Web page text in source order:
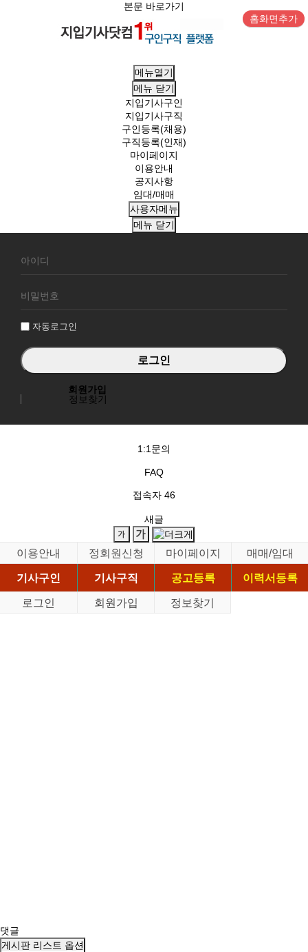
본문 바로가기
홈화면추가
메뉴열기
메뉴 닫기
지입기사구인
지입기사구직
구인등록(채용)
구직등록(인재)
마이페이지
이용안내
공지사항
임대/매매
사용자메뉴
메뉴 닫기
원
그
자동로그인
회원가입
정보찾기
1:1문의
FAQ
접속자 46
새글
이용안내 정회원신청 마이페이지
매매/임대
기사구인
기사구직 공고등록
이력서등록
로그인
회원가입 정보찾기
댓글
게시판 리스트 옵션